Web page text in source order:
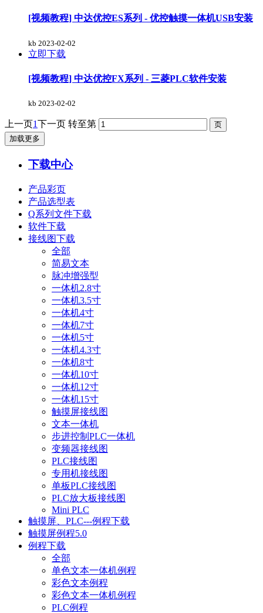
[视频教程] 中达优控ES系列 - 优控触摸一体机USB安装
kb 2023-02-02
立即下载
[视频教程] 中达优控FX系列 - 三菱PLC软件安装
kb 2023-02-02
上一页1下一页 转至第
加载更多
下载中心
产品彩页
产品选型表
Q系列文件下载
软件下载
接线图下载
全部
简易文本
脉冲增强型
一体机2.8寸
一体机3.5寸
一体机4寸
一体机7寸
一体机5寸
一体机4.3寸
一体机8寸
一体机10寸
一体机12寸
一体机15寸
触摸屏接线图
文本一体机
步进控制PLC一体机
变频器接线图
PLC接线图
专用机接线图
单板PLC接线图
PLC放大板接线图
Mini PLC
触摸屏、PLC---例程下载
触摸屏例程5.0
例程下载
全部
单色文本一体机例程
彩色文本例程
彩色文本一体机例程
PLC例程